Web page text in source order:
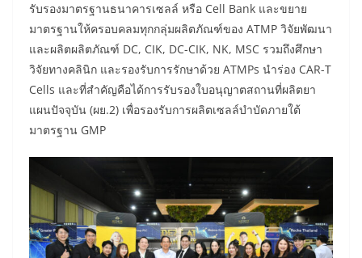
รับรองมาตรฐานธนาคารเซลล์ หรือ Cell Bank และขยาย
มาตรฐานให้ครอบคลมทุกกลุ่มผลิตภัณฑ์ของ ATMP วิจัยพัฒนา
และผลิตผลิตภัณฑ์ DC, CIK, DC-CIK, NK, MSC รวมถึงศึกษา
วิจัยทางคลินิก และรองรับการรักษาด้วย ATMPs นำร่อง CAR-T
Cells และที่สำคัญคือได้การรับรองใบอนุญาตสถานที่ผลิตยา
แผนปัจจุบัน (ผย.2) เพื่อรองรับการผลิตเซลล์บําบัดภายใต้
มาตรฐาน GMP